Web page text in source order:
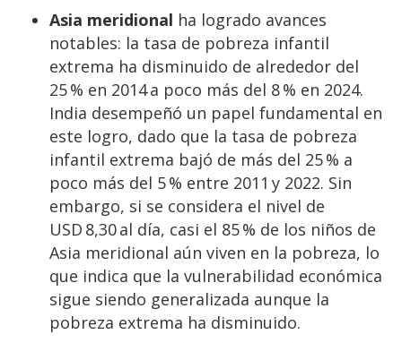
Asia meridional ha logrado avances
notables: la tasa de pobreza infantil
extrema ha disminuido de alrededor del
25 % en 2014 a poco más del 8 % en 2024.
India desempeñó un papel fundamental en
este logro, dado que la tasa de pobreza
infantil extrema bajó de más del 25 % a
poco más del 5 % entre 2011 y 2022. Sin
embargo, si se considera el nivel de
USD 8,30 al día, casi el 85 % de los niños de
Asia meridional aún viven en la pobreza, lo
que indica que la vulnerabilidad económica
sigue siendo generalizada aunque la
pobreza extrema ha disminuido.